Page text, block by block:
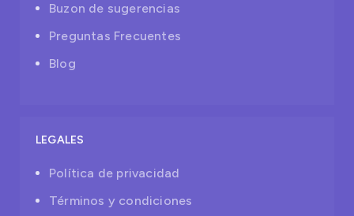
Buzon de sugerencias
Preguntas Frecuentes
Blog
LEGALES
Política de privacidad
Términos y condiciones